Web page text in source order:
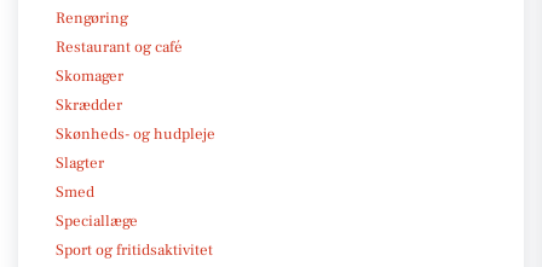
Rengøring
Restaurant og café
Skomager
Skrædder
Skønheds- og hudpleje
Slagter
Smed
Speciallæge
Sport og fritidsaktivitet